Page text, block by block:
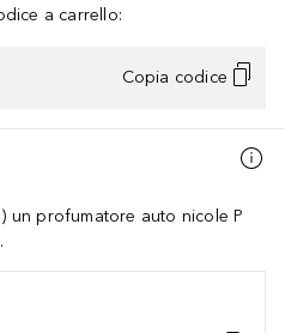
a carrello:
Copia codice
un profumatore auto nicole P